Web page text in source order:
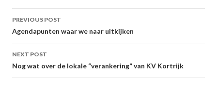
Post
navigation
PREVIOUS POST
Agendapunten waar we naar uitkijken
NEXT POST
Nog wat over de lokale “verankering” van KV Kortrijk